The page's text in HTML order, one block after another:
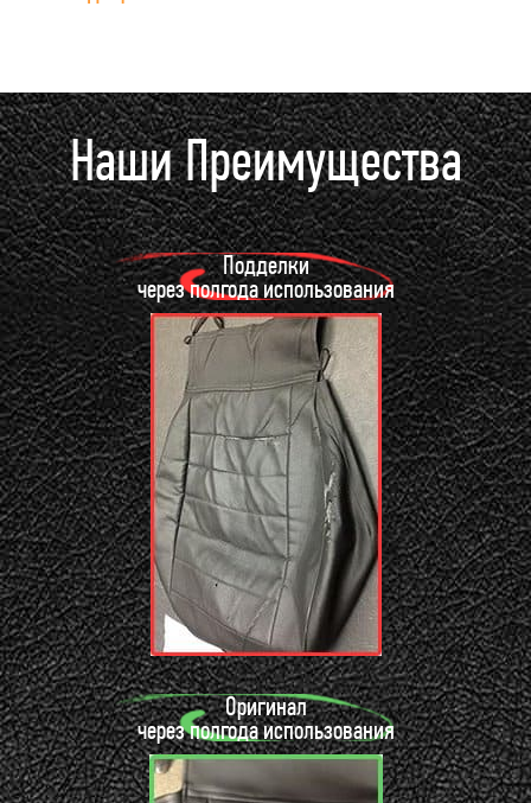
Наши Преимущества
Подделки
через полгода использования
Оригинал
через полгода использования